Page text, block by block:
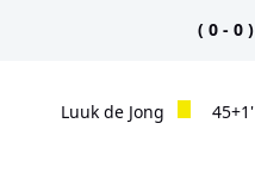
( 0 - 0 )
45+1'
Luuk de Jong